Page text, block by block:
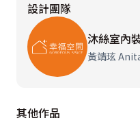
唯美療癒的空間氛圍，
憊的休憩之所。
設計團隊
沐絲室內
黃靖玹
其他作品